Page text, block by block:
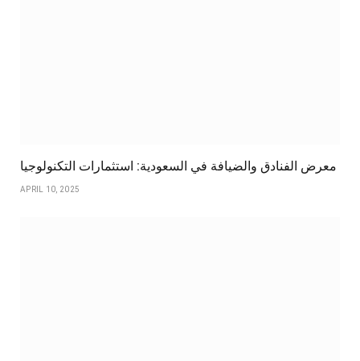
معرض الفنادق والضيافة في السعودية: استثمارات التكنولوجيا
APRIL 10, 2025